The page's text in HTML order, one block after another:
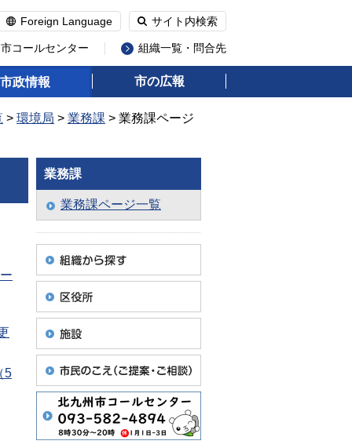
Foreign Language サイト内検索
コールセンター 組織一覧・問合先
市政情報 市の広報
> 環境局 > 業務課 > 業務課ページ
5
業務課
業務課ページ一覧